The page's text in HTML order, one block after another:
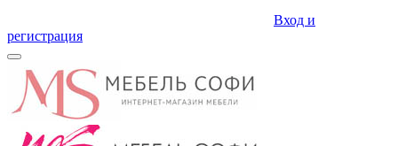
Вход и
регистрация